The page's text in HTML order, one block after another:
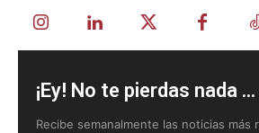
¡Ey! No te pierdas nada ...
Recibe semanalmente las noticias más